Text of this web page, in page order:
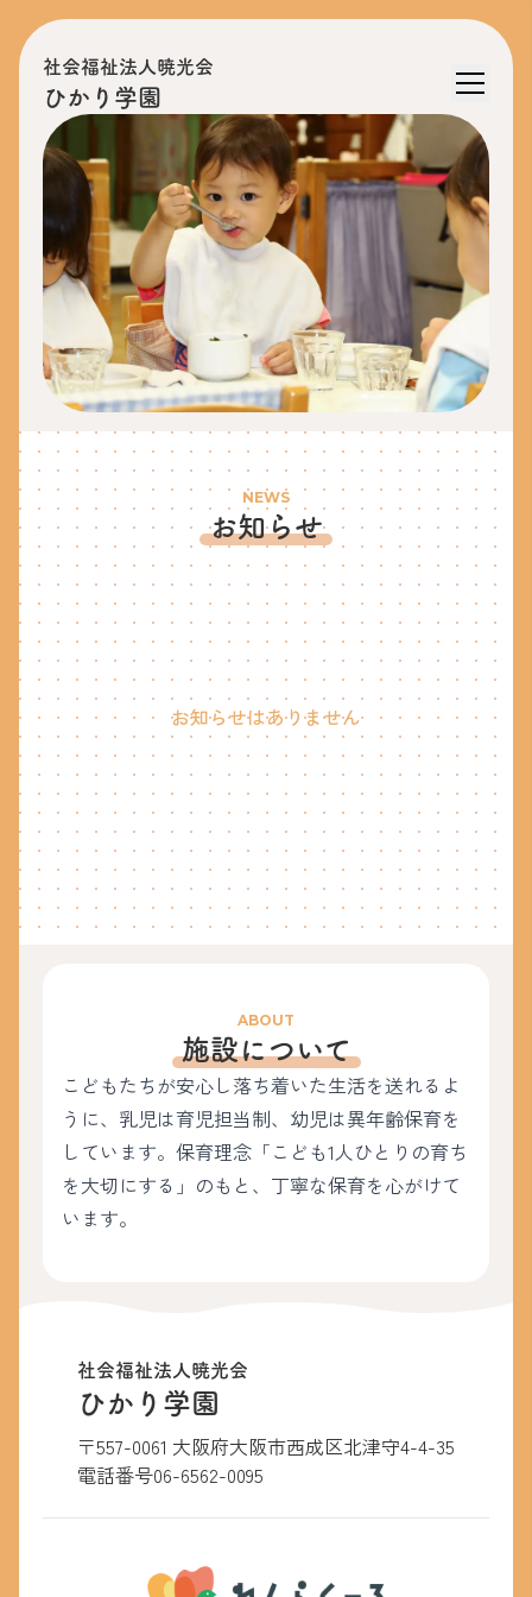
社会福祉法人暁光会
ひかり学園
NEWS
お知らせ
お知らせはありません
ABOUT
施設について
こどもたちが安心し落ち着いた生活を送れるよ
うに、乳児は育児担当制、幼児は異年齢保育を
しています。保育理念「こども1人ひとりの育ち
を大切にする」のもと、丁寧な保育を心がけて
います。
社会福祉法人暁光会
ひかり学園
〒557-0061 大阪府大阪市西成区北津守4-4-35
電話番号06-6562-0095